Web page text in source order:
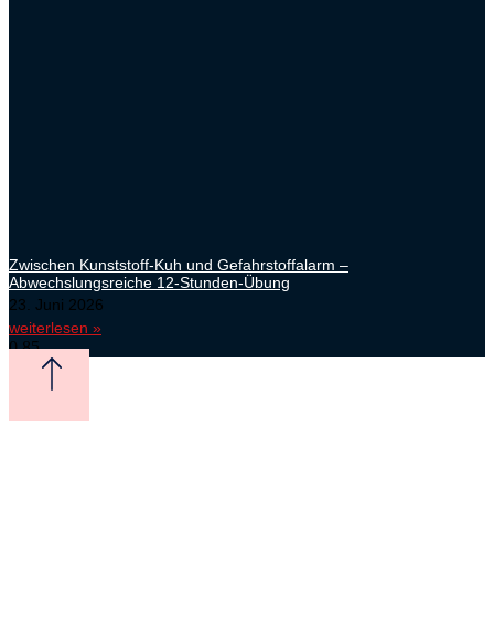
Zwischen Kunststoff-Kuh und Gefahrstoffalarm –
Abwechslungsreiche 12-Stunden-Übung
23. Juni 2026
weiterlesen »